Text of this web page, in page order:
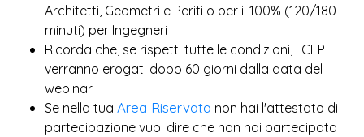
Architetti, Geometri e Periti o per il 100% (120/180
minuti) per Ingegneri
Ricorda che, se rispetti tutte le condizioni, i CFP
verranno erogati dopo 60 giorni dalla data del
webinar
Se nella tua Area Riservata non hai l'attestato di
partecipazione vuol dire che non hai partecipato